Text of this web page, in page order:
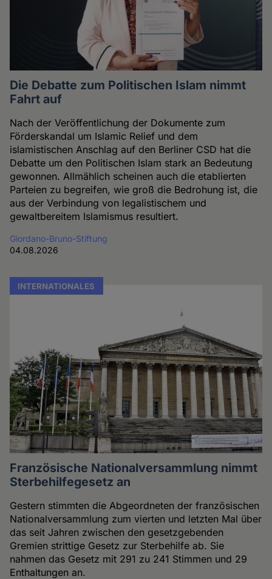
Die Debatte zum Politischen Islam nimmt
Fahrt auf
Nach der Veröffentlichung der Dokumente zum
Förderskandal um Islamic Relief und dem
islamistischen Anschlag auf den Berliner CSD hat die
Debatte um den Politischen Islam stark an Bedeutung
gewonnen. Allmählich scheinen auch die etablierten
Parteien zu begreifen, wie groß die Bedrohung ist, die
aus der Verbindung von legalistischem und
gewaltbereitem Islamismus resultiert.
Giordano-Bruno-Stiftung
04.08.2026
INTERNATIONALES
Französische Nationalversammlung nimmt
Sterbehilfegesetz an
Gestern stimmten die Abgeordneten der französischen
Nationalversammlung zum vierten und letzten Mal über
das seit Jahren zwischen den gesetzgebenden
Gremien strittige Gesetz zur Sterbehilfe ab. Sie
nahmen das Gesetz mit 291 zu 241 Stimmen und 29
Enthaltungen an.